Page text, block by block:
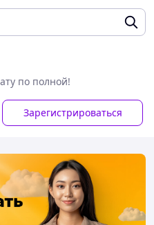
по полной!
Зарегистрироваться